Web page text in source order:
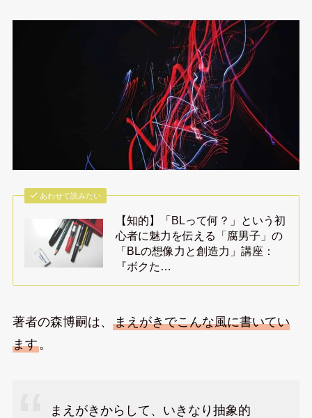
あわせて読みたい
【知的】「BLって何？」という初
心者に魅力を伝える「腐男子」の
「BLの想像力と創造力」講座：
『ボクた…
著者の森博嗣は、 まえがきでこんな風に書いてい
ます。
まえがきからして、いきなり抽象的